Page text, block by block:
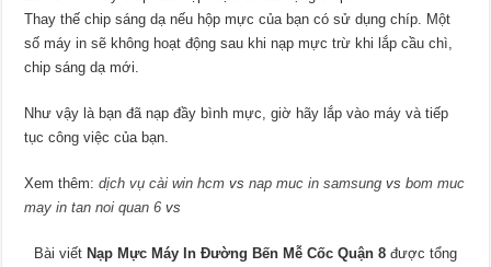
Thay thế chip sáng dạ nếu hộp mực của bạn có sử dụng chíp. Một
số máy in sẽ không hoạt động sau khi nạp mực trừ khi lắp cầu chì,
chip sáng dạ mới.
Như vậy là bạn đã nạp đầy bình mực, giờ hãy lắp vào máy và tiếp
tục công việc của bạn.
Xem thêm:dịch vụ cài win hcm vsnap muc in samsung vsbom muc
may in tan noi quan 6 vs
Bài viết Nạp Mực Máy In Đường Bến Mễ Cốc Quận 8 được tổng